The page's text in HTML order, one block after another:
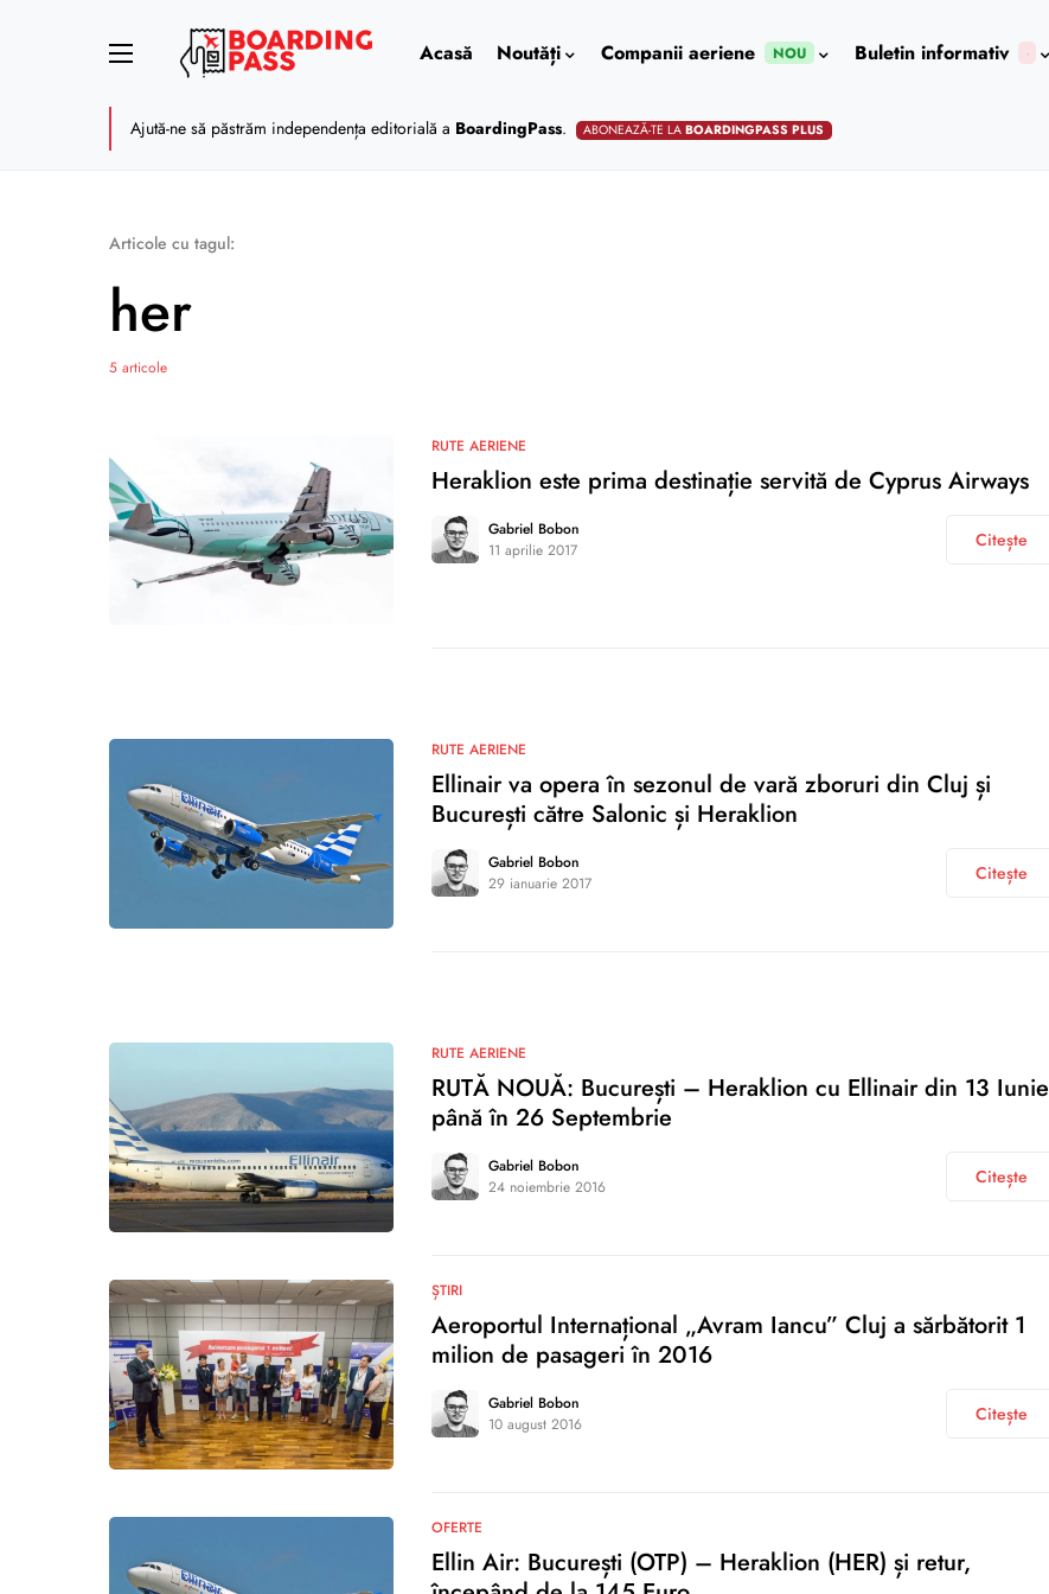
Acasă Noutăți Companii aeriene NOU Buletin informativ
Ajută-ne să păstrăm independența editorială a BoardingPass. ABONEAZĂ-TE LABOARDINGPASS PLUS
Articole cu tagul:
her
5 articole
RUTE AERIENE
Heraklion este prima destinație servită de Cyprus Airways
Gabriel Bobon
11 aprilie 2017
Citește
RUTE AERIENE
Ellinair va opera în sezonul de vară zboruri din Cluj și
București către Salonic și Heraklion
Gabriel Bobon
29 ianuarie 2017
Citește
RUTE AERIENE
RUTĂ NOUĂ: București – Heraklion cu Ellinair din 13 Iunie
până în 26 Septembrie
Gabriel Bobon
24 noiembrie 2016
Citește
ȘTIRI
Aeroportul Internațional „Avram Iancu” Cluj a sărbătorit 1
milion de pasageri în 2016
Gabriel Bobon
10 august 2016
Citește
OFERTE
Ellin Air: București (OTP) – Heraklion (HER) și retur,